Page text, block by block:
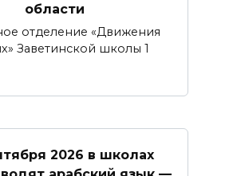
области
отделение «Движения
Заветинской школы 1
2026 в школах